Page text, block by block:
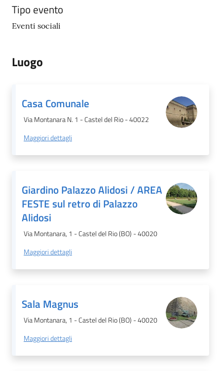
Tipo evento
Eventi sociali
Luogo
Casa Comunale
Via Montanara N. 1 - Castel del Rio - 40022
Maggiori dettagli
Giardino Palazzo Alidosi / AREA
FESTE sul retro di Palazzo
Alidosi
Via Montanara, 1 - Castel del Rio (BO) - 40020
Maggiori dettagli
Sala Magnus
Via Montanara, 1 - Castel del Rio (BO) - 40020
Maggiori dettagli